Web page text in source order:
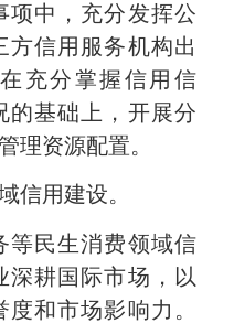
项中，充分发挥公
信用服务机构出
充分掌握信用信
的基础上，开展分
理资源配置。
用建设。
民生消费领域信
深耕国际市场，以
和市场影响力。